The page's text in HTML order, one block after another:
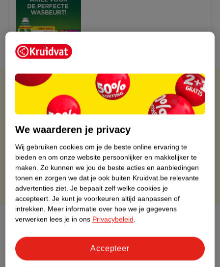
Kruidvat is altijd voordelig
Gratis ophalen in de winkel
Gratis thuisbezorgd vanaf 50.00
Gratis retourneren binnen 30 dagen
Gratis punten met je Kruidvat kaart
Over dit product
Productinformatie
We waarderen je privacy
Wij gebruiken cookies om je de beste online ervaring te
bieden en om onze website persoonlijker en makkelijker te
maken. Zo kunnen we jou de beste acties en aanbiedingen
tonen en zorgen we dat je ook buiten Kruidvat.be relevante
advertenties ziet. Je bepaalt zelf welke cookies je
accepteert. Je kunt je voorkeuren altijd aanpassen of
intrekken. Meer informatie over hoe we je gegevens
verwerken lees je in ons Privacybeleid.
Accepteer